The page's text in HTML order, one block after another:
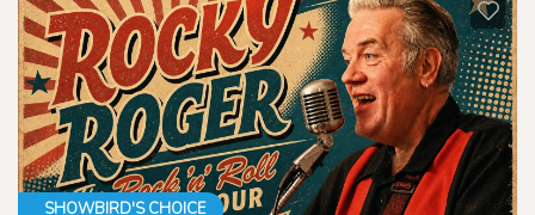
SHOWBIRD'S CHOICE